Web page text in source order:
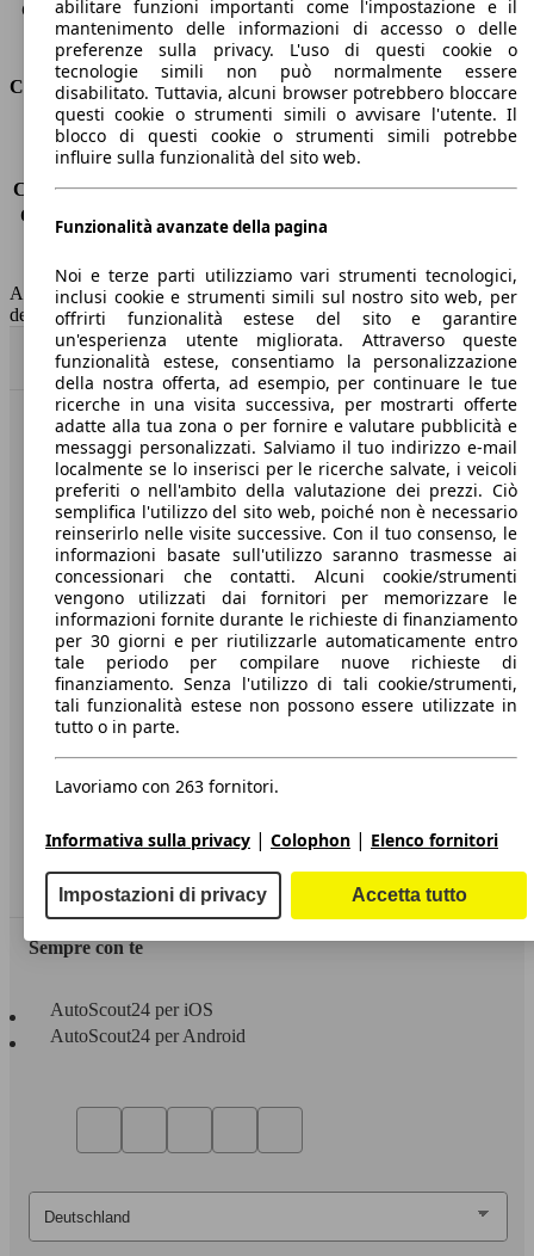
Capacità di traino (con freni)
1800 kg
Volume del bagagliaio
608 - 1653 l
Consumi
Emissioni di CO2*
117 g/km (komb.)
Consumo (urbano)
5.7 l/100km
Consumo (extra-urbano) 3.8 l/100km
Consumo (combinato)*
4.5 l/100km
Capacità del serbatoio
47 l
AutoScout24 non si assume alcuna responsabilità per la correttezza
dei dati.
Torna su
Benvenuti su AutoScout24, il mercato auto europeo.
Società
A proposito di AutoScout24
Stampa
Media
Condizioni generali
Informazioni
Privacy
Dichiarazione di Accessibilità
Servizi
Area rivenditori
Sempre con te
AutoScout24 per iOS
AutoScout24 per Android
abilitare funzioni importanti come l'impostazione e il
mantenimento delle informazioni di accesso o delle
preferenze sulla privacy. L'uso di questi cookie o
tecnologie simili non può normalmente essere
disabilitato. Tuttavia, alcuni browser potrebbero bloccare
questi cookie o strumenti simili o avvisare l'utente. Il
blocco di questi cookie o strumenti simili potrebbe
influire sulla funzionalità del sito web.
Funzionalità avanzate della pagina
Noi e terze parti utilizziamo vari strumenti tecnologici,
inclusi cookie e strumenti simili sul nostro sito web, per
offrirti funzionalità estese del sito e garantire
un'esperienza utente migliorata. Attraverso queste
funzionalità estese, consentiamo la personalizzazione
della nostra offerta, ad esempio, per continuare le tue
ricerche in una visita successiva, per mostrarti offerte
adatte alla tua zona o per fornire e valutare pubblicità e
messaggi personalizzati. Salviamo il tuo indirizzo e-mail
localmente se lo inserisci per le ricerche salvate, i veicoli
preferiti o nell'ambito della valutazione dei prezzi. Ciò
semplifica l'utilizzo del sito web, poiché non è necessario
reinserirlo nelle visite successive. Con il tuo consenso, le
informazioni basate sull'utilizzo saranno trasmesse ai
concessionari che contatti. Alcuni cookie/strumenti
vengono utilizzati dai fornitori per memorizzare le
informazioni fornite durante le richieste di finanziamento
per 30 giorni e per riutilizzarle automaticamente entro
tale periodo per compilare nuove richieste di
finanziamento. Senza l'utilizzo di tali cookie/strumenti,
tali funzionalità estese non possono essere utilizzate in
tutto o in parte.
Lavoriamo con 263 fornitori.
Informativa sulla privacy | Colophon | Elenco fornitori
Impostazioni di privacy Accetta tutto